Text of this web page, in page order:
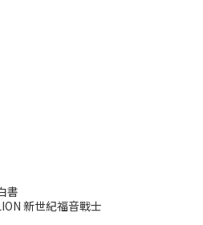
書
新世紀福音戰士